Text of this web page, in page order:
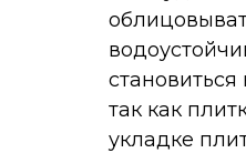
так как
укладке